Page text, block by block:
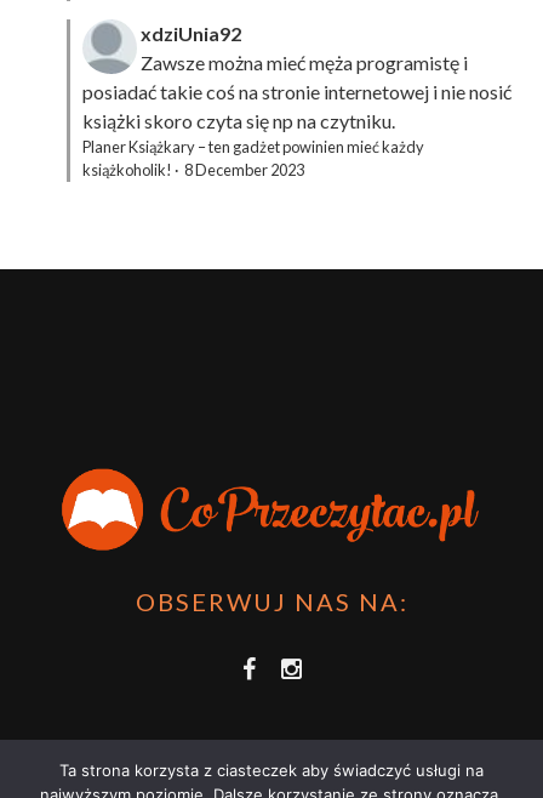
xdziUnia92
Zawsze można mieć męża programistę i
posiadać takie coś na stronie internetowej i nie nosić
książki skoro czyta się np na czytniku.
Planer Książkary – ten gadżet powinien mieć każdy
książkoholik! · 8 December 2023
OBSERWUJ NAS NA:
Ta strona korzysta z ciasteczek aby świadczyć usługi na